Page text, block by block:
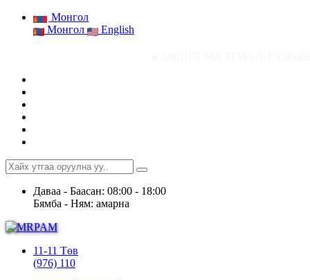
Монгол
Монгол
English
Даваа - Баасан: 08:00 - 18:00
Бямба - Ням: амарна
11-11 Төв
(976) 110